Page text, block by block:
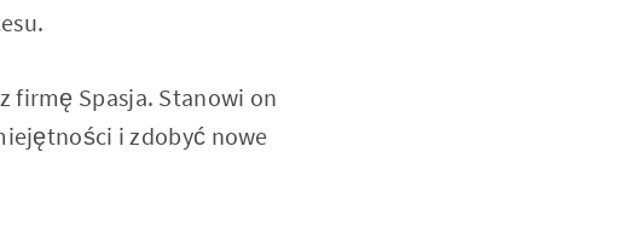
firmę Spasja. Stanowi on
i zdobyć nowe